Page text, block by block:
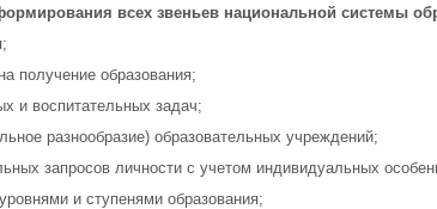
всех звеньев на­циональной системы
получение образования;
и воспитательных задач;
разнообразие) об­разовательных учреждений;
запросов личности с учетом индивидуальных
и ступенями обра­зования;